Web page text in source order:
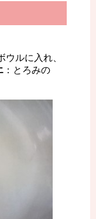
ルに入れ、
：とろみの